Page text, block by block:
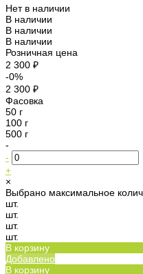
Нет в наличии
В наличии
В наличии
В наличии
Розничная цена
2 300 ₽
-0%
2 300 ₽
Фасовка
50 г
100 г
500 г
-
-
+
×
Выбрано максимальное
шт.
шт.
шт.
шт.
В корзину
Добавлено
В корзину